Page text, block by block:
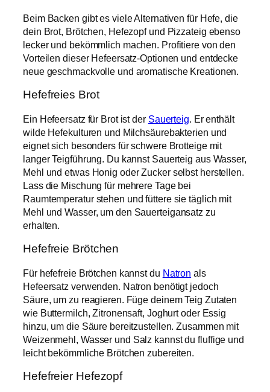
Beim Backen gibt es viele Alternativen für Hefe, die
dein Brot, Brötchen, Hefezopf und Pizzateig ebenso
lecker und bekömmlich machen. Profitiere von den
Vorteilen dieser Hefeersatz-Optionen und entdecke
neue geschmackvolle und aromatische Kreationen.
Hefefreies Brot
Ein Hefeersatz für Brot ist der Sauerteig. Er enthält
wilde Hefekulturen und Milchsäurebakterien und
eignet sich besonders für schwere Brotteige mit
langer Teigführung. Du kannst Sauerteig aus Wasser,
Mehl und etwas Honig oder Zucker selbst herstellen.
Lass die Mischung für mehrere Tage bei
Raumtemperatur stehen und füttere sie täglich mit
Mehl und Wasser, um den Sauerteigansatz zu
erhalten.
Hefefreie Brötchen
Für hefefreie Brötchen kannst du Natron als
Hefeersatz verwenden. Natron benötigt jedoch
Säure, um zu reagieren. Füge deinem Teig Zutaten
wie Buttermilch, Zitronensaft, Joghurt oder Essig
hinzu, um die Säure bereitzustellen. Zusammen mit
Weizenmehl, Wasser und Salz kannst du fluffige und
leicht bekömmliche Brötchen zubereiten.
Hefefreier Hefezopf